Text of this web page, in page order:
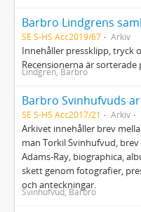
Barbro Lindgrens
SE S-HS Acc2019/67 Arkiv
Innehåller pressklipp, tryck
Recensionerna är
Lindgren, Barbro
Barbro Svinhufvuds
SE S-HS Acc2017/21 Arkiv
Arkivet innehåller brev
man Torkil Svinhufvud,
Adams-Ray, biographica,
skett genom fotografier,
och anteckningar.
Svinhufvud, Barbro